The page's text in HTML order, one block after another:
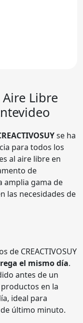
Libre
se ha
para todos los
al aire libre en
de
amplia gama de
las necesidades de
de CREACTIVOSUY
el mismo día.
antes de un
en la
ideal para
último minuto.